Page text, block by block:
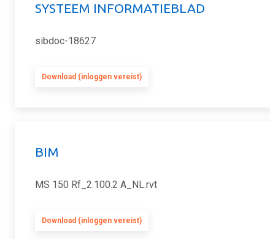
SYSTEEM INFORMATIEBLAD
sibdoc-18627
Download (inloggen vereist)
BIM
MS 150 Rf_2.100.2 A_NL.rvt
Download (inloggen vereist)